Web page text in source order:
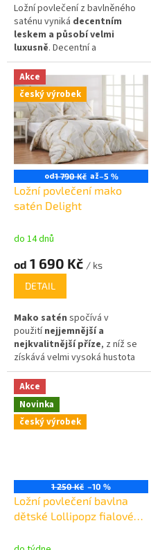
Ložní povlečení z bavlněného
saténu vyniká decentním
leskem a působí velmi
luxusně. Decentní a
elegantníproužky o šířce 1
cmČeská výroba.gramáž) je
145g/m .Ložní povlečení s
moderním dezénem České
výroby. gramáž) je 145g/m 2
Akce
český výrobek
od1 790 Kč až–5 %
Ložní povlečení mako
satén Delight
do 14 dnů
od 1 690 Kč / ks
DETAIL
Mako satén spočívá v
použití nejjemnější a
nejkvalitnější příze, z níž se
získává velmi vysoká hustota
nití na cm .Originálním balení
v látkové tašce ve stejném
dezénu, se kterou můžete
vyrazit po nákupech!
Akce
Novinka
český výrobek
1 250 Kč –10 %
Ložní povlečení bavlna
dětské Lollipopz fialové